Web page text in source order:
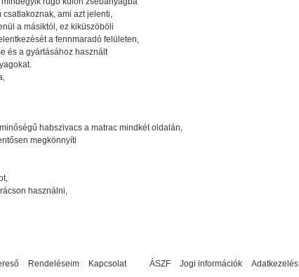
ami azt jelenti,
a másiktól, ez kiküszöböli
a fennmaradó felületen,
és a gyártásához használt
habszivacs a matrac mindkét oldalán,
megkönnyíti
használni,
Rendeléseim Kapcsolat ÁSZF Jogi információk Adatkezelés